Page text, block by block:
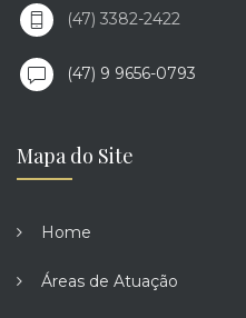
(47) 3382-2422
(47) 9 9656-0793
Mapa do Site
Home
Áreas de Atuação